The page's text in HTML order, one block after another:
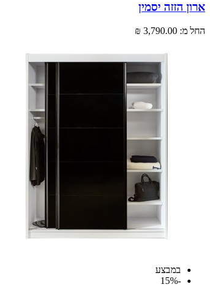
ארון הזזה יסמין
החל מ: 3,790.00 ₪
במבצע
-15%